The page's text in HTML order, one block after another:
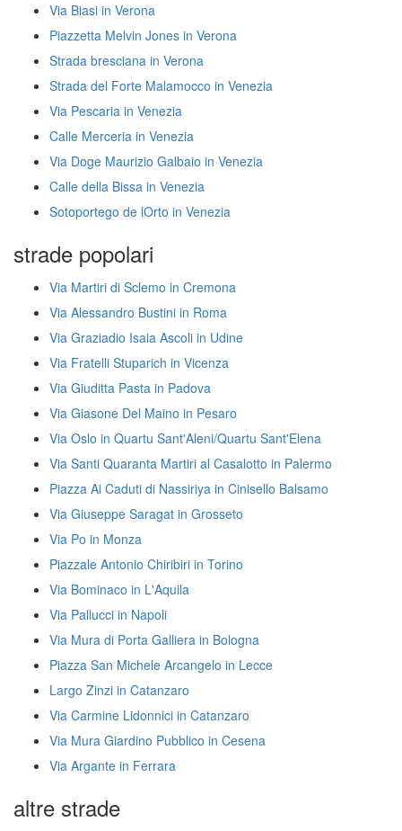
Via Biasi in Verona
Piazzetta Melvin Jones in Verona
Strada bresciana in Verona
Strada del Forte Malamocco in Venezia
Via Pescaria in Venezia
Calle Merceria in Venezia
Via Doge Maurizio Galbaio in Venezia
Calle della Bissa in Venezia
Sotoportego de lOrto in Venezia
strade popolari
Via Martiri di Sclemo in Cremona
Via Alessandro Bustini in Roma
Via Graziadio Isaia Ascoli in Udine
Via Fratelli Stuparich in Vicenza
Via Giuditta Pasta in Padova
Via Giasone Del Maino in Pesaro
Via Oslo in Quartu Sant'Aleni/Quartu Sant'Elena
Via Santi Quaranta Martiri al Casalotto in Palermo
Piazza Ai Caduti di Nassiriya in Cinisello Balsamo
Via Giuseppe Saragat in Grosseto
Via Po in Monza
Piazzale Antonio Chiribiri in Torino
Via Bominaco in L'Aquila
Via Pallucci in Napoli
Via Mura di Porta Galliera in Bologna
Piazza San Michele Arcangelo in Lecce
Largo Zinzi in Catanzaro
Via Carmine Lidonnici in Catanzaro
Via Mura Giardino Pubblico in Cesena
Via Argante in Ferrara
altre strade